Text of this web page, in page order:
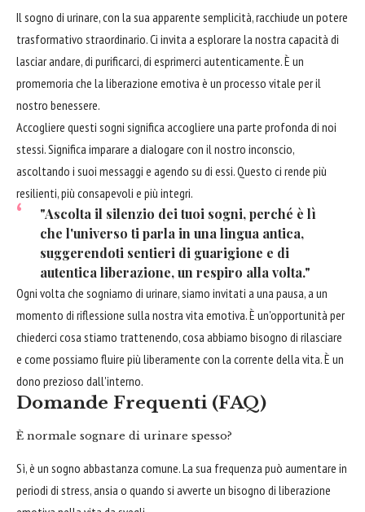
Il sogno di urinare, con la sua apparente semplicità, racchiude un potere
trasformativo straordinario. Ci invita a esplorare la nostra capacità di
lasciar andare, di purificarci, di esprimerci autenticamente. È un
promemoria che la liberazione emotiva è un processo vitale per il
nostro benessere.
Accogliere questi sogni significa accogliere una parte profonda di noi
stessi. Significa imparare a dialogare con il nostro inconscio,
ascoltando i suoi messaggi e agendo su di essi. Questo ci rende più
resilienti, più consapevoli e più integri.
"Ascolta il silenzio dei tuoi sogni, perché è lì
che l'universo ti parla in una lingua antica,
suggerendoti sentieri di guarigione e di
autentica liberazione, un respiro alla volta."
Ogni volta che sogniamo di urinare, siamo invitati a una pausa, a un
momento di riflessione sulla nostra vita emotiva. È un'opportunità per
chiederci cosa stiamo trattenendo, cosa abbiamo bisogno di rilasciare
e come possiamo fluire più liberamente con la corrente della vita. È un
dono prezioso dall'interno.
Domande Frequenti (FAQ)
È normale sognare di urinare spesso?
Sì, è un sogno abbastanza comune. La sua frequenza può aumentare in
periodi di stress, ansia o quando si avverte un bisogno di liberazione